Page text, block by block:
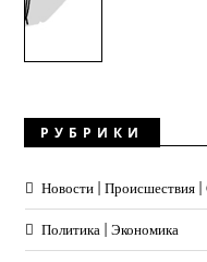
РУБРИКИ
Новости | Происшествия |
Политика | Экономика